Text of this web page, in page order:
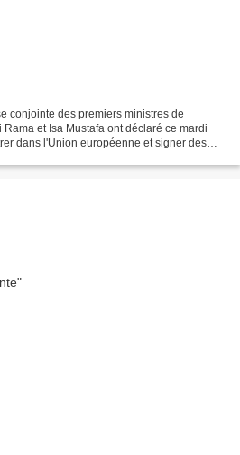
conjointe des premiers ministres de
et Isa Mustafa ont déclaré ce mardi
dans l'Union européenne et signer des